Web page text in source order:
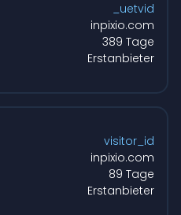
_uetvid
inpixio.com
389 Tage
Erstanbieter
visitor_id
inpixio.com
89 Tage
Erstanbieter